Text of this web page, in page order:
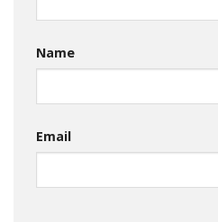
Name
Email